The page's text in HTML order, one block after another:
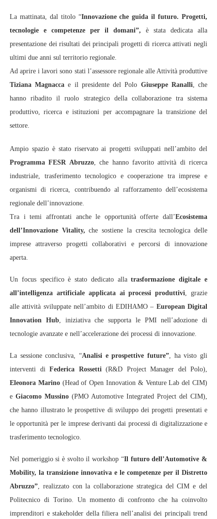
La mattinata, dal titolo “Innovazione che guida il futuro. Progetti,
tecnologie e competenze per il domani”, è stata dedicata alla
presentazione dei risultati dei principali progetti di ricerca attivati negli
ultimi due anni sul territorio regionale.
Ad aprire i lavori sono stati l’assessore regionale alle Attività produttive
Tiziana Magnacca e il presidente del Polo Giuseppe Ranalli, che
hanno ribadito il ruolo strategico della collaborazione tra sistema
produttivo, ricerca e istituzioni per accompagnare la transizione del
settore.
Ampio spazio è stato riservato ai progetti sviluppati nell’ambito del
Programma FESR Abruzzo, che hanno favorito attività di ricerca
industriale, trasferimento tecnologico e cooperazione tra imprese e
organismi di ricerca, contribuendo al rafforzamento dell’ecosistema
regionale dell’innovazione.
Tra i temi affrontati anche le opportunità offerte dall’Ecosistema
dell’Innovazione Vitality, che sostiene la crescita tecnologica delle
imprese attraverso progetti collaborativi e percorsi di innovazione
aperta.
Un focus specifico è stato dedicato allatrasformazione digitale e
all’intelligenza artificiale applicata ai processi produttivi, grazie
alle attività sviluppate nell’ambito di EDIHAMO – European Digital
Innovation Hub, iniziativa che supporta le PMI nell’adozione di
tecnologie avanzate e nell’accelerazione dei processi di innovazione.
La sessione conclusiva, “Analisi e prospettive future”, ha visto gli
interventi diFederica Rossetti(R&D Project Manager del Polo),
Eleonora Marino(Head of Open Innovation & Venture Lab del CIM)
e Giacomo Mussino (PMO Automotive Integrated Project del CIM),
che hanno illustrato le prospettive di sviluppo dei progetti presentati e
le opportunità per le imprese derivanti dai processi di digitalizzazione e
trasferimento tecnologico.
Nel pomeriggio si è svolto il workshop “Il futuro dell’Automotive &
Mobility, la transizione innovativa e le competenze per il Distretto
Abruzzo”, realizzato con la collaborazione strategica del CIM e del
Politecnico di Torino. Un momento di confronto che ha coinvolto
imprenditori e stakeholder della filiera nell’analisi dei principali trend